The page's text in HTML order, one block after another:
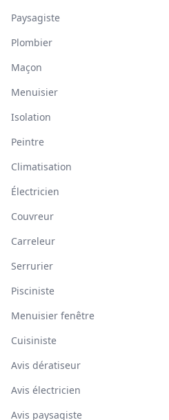
Paysagiste
Plombier
Maçon
Menuisier
Isolation
Peintre
Climatisation
Électricien
Couvreur
Carreleur
Serrurier
Pisciniste
Menuisier fenêtre
Cuisiniste
Avis dératiseur
Avis électricien
Avis paysagiste